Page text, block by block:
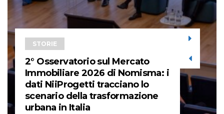
STORIE
2° Osservatorio sul Mercato
Immobiliare 2026 di Nomisma: i
dati NiiProgetti tracciano lo
scenario della trasformazione
urbana in Italia